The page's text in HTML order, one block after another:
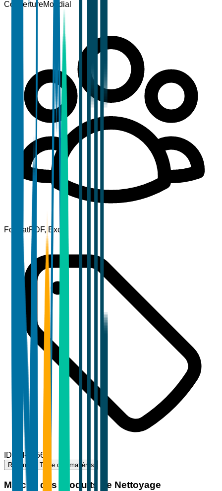
CouvertureMondial
FormatPDF, Excel
ID TBI-71566
Résumé Table des matières
Marché des Produits de Nettoyage